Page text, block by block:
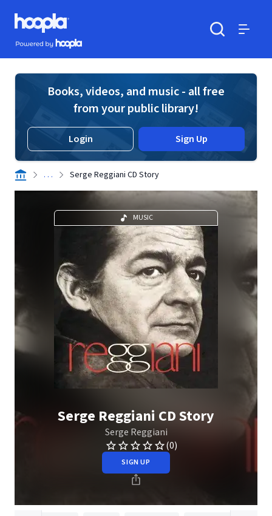
Skip to main content
Hoopla logo
Powered by Hoopla
Books, videos, and music - all free
from your public library!
Login Sign Up
. . . Serge Reggiani CD Story
MUSIC
Serge Reggiani CD Story
Serge Reggiani
(0)
SIGN UP